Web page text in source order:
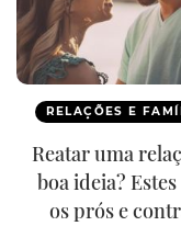
RELAÇÕES E
Reatar uma
boa ideia? Estes
os prós e